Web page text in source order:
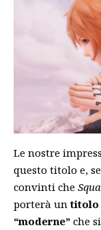
Le nostre
questo titolo e,
convinti che
porterà untitolo
“moderne” che